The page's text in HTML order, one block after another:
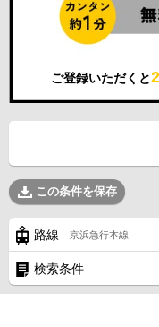
ご登録いただくと
この条件を保存
路線 京浜急行本線
検索条件